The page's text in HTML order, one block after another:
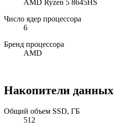
AMD Ryzen 5 8645HS
Число ядер процессора
6
Бренд процессора
AMD
Накопители данных
Общий объем SSD, ГБ
512